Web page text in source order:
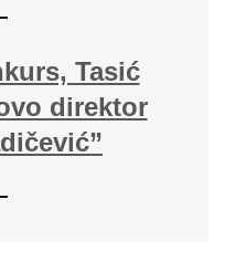
Tasić
direktor